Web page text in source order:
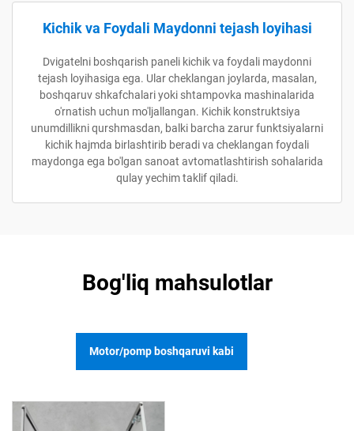
Kichik va Foydali Maydonni tejash loyihasi
Dvigatelni boshqarish paneli kichik va foydali maydonni
tejash loyihasiga ega. Ular cheklangan joylarda, masalan,
boshqaruv shkafchalari yoki shtampovka mashinalarida
o'rnatish uchun mo'ljallangan. Kichik konstruktsiya
unumdillikni qurshmasdan, balki barcha zarur funktsiyalarni
kichik hajmda birlashtirib beradi va cheklangan foydali
maydonga ega bo'lgan sanoat avtomatlashtirish sohalarida
qulay yechim taklif qiladi.
Bog'liq mahsulotlar
Motor/pomp boshqaruvi kabi